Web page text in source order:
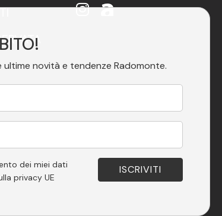
ultime novità e tendenze Radomonte.
dei miei dati
privacy UE